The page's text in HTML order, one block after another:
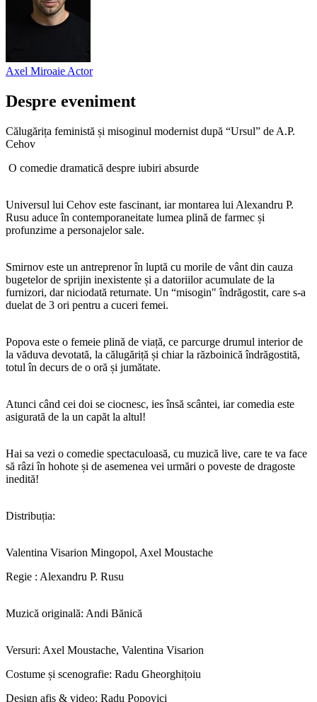
Axel Miroaie Actor
Despre eveniment
Călugărița feministă și misoginul modernist după “Ursul” de A.P.
Cehov
O comedie dramatică despre iubiri absurde
Universul lui Cehov este fascinant, iar montarea lui Alexandru P.
Rusu aduce în contemporaneitate lumea plină de farmec și
profunzime a personajelor sale.
Smirnov este un antreprenor în luptă cu morile de vânt din cauza
bugetelor de sprijin inexistente și a datoriilor acumulate de la
furnizori, dar niciodată returnate. Un “misogin" îndrăgostit, care s-a
duelat de 3 ori pentru a cuceri femei.
Popova este o femeie plină de viață, ce parcurge drumul interior de
la văduva devotată, la călugăriță și chiar la războinică îndrăgostită,
totul în decurs de o oră și jumătate.
Atunci când cei doi se ciocnesc, ies însă scântei, iar comedia este
asigurată de la un capăt la altul!
Hai sa vezi o comedie spectaculoasă, cu muzică live, care te va face
să râzi în hohote și de asemenea vei urmări o poveste de dragoste
inedită!
Distribuția:
Valentina Visarion Mingopol, Axel Moustache
Regie : Alexandru P. Rusu
Muzică originală: Andi Bănică
Versuri: Axel Moustache, Valentina Visarion
Costume și scenografie: Radu Gheorghițoiu
Design afiș & video: Radu Popovici